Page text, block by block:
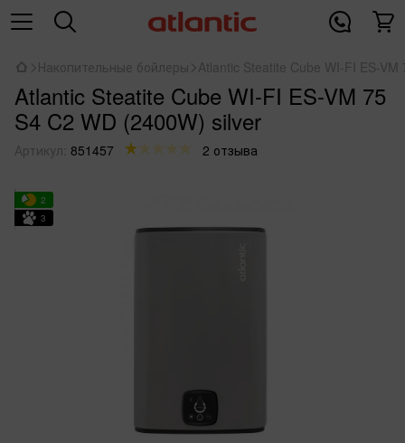
Накопительные бойлеры Atlantic Steatite Cube WI-FI ES-
Atlantic Steatite Cube WI-FI ES-VM 75
S4 C2 WD (2400W) silver
Артикул: 851457 2 отзыва
2
3